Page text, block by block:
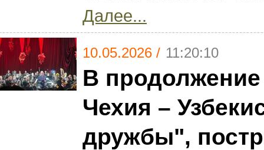
Далее...
10.05.2026 / 11:20:10
В
Чехия –
дружбы",